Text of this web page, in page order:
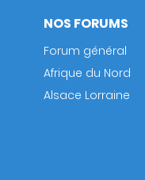
NOS FORUMS
Forum général
Afrique du Nord
Alsace Lorraine